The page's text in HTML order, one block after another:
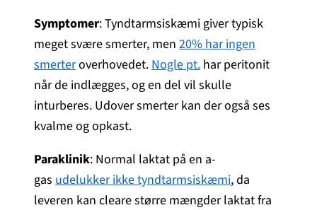
Symptomer: Tyndtarmsiskæmi giver typisk
meget svære smerter, men 20% har ingen
smerteroverhovedet. Nogle pt. har peritonit
når de indlægges, og en del vil skulle
inturberes. Udover smerter kan der også ses
kvalme og opkast.
Paraklinik: Normal laktat på en a-
gas udelukker ikke tyndtarmsiskæmi, da
leveren kan cleare større mængder laktat fra